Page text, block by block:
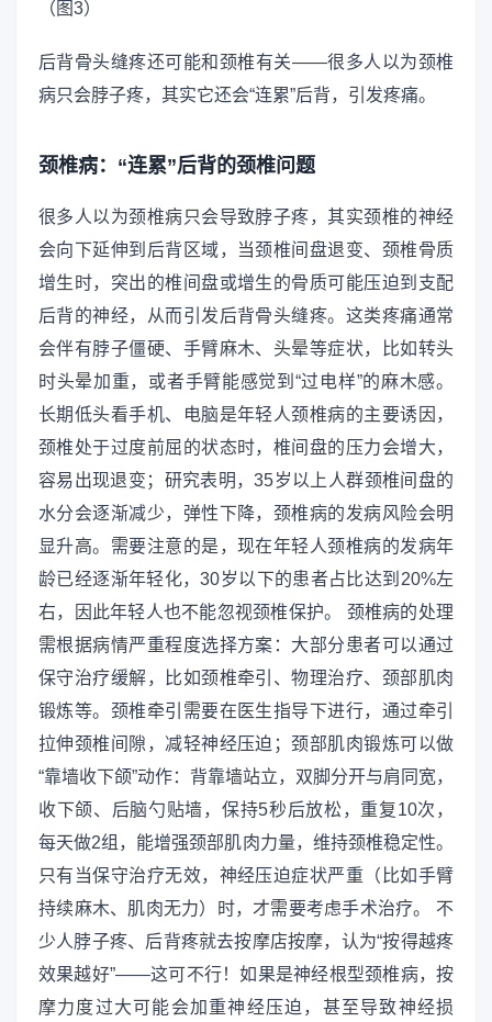
后背骨头缝疼还可能和颈椎有关——很多人以为颈椎
病只会脖子疼，其实它还会“连累”后背，引发疼痛。
颈椎病：“连累”后背的颈椎问题
很多人以为颈椎病只会导致脖子疼，其实颈椎的神经
会向下延伸到后背区域，当颈椎间盘退变、颈椎骨质
增生时，突出的椎间盘或增生的骨质可能压迫到支配
后背的神经，从而引发后背骨头缝疼。这类疼痛通常
会伴有脖子僵硬、手臂麻木、头晕等症状，比如转头
时头晕加重，或者手臂能感觉到“过电样”的麻木感。
长期低头看手机、电脑是年轻人颈椎病的主要诱因，
颈椎处于过度前屈的状态时，椎间盘的压力会增大，
容易出现退变；研究表明，35岁以上人群颈椎间盘的
水分会逐渐减少，弹性下降，颈椎病的发病风险会明
显升高。需要注意的是，现在年轻人颈椎病的发病年
龄已经逐渐年轻化，30岁以下的患者占比达到20%左
右，因此年轻人也不能忽视颈椎保护。 颈椎病的处理
需根据病情严重程度选择方案：大部分患者可以通过
保守治疗缓解，比如颈椎牵引、物理治疗、颈部肌肉
锻炼等。颈椎牵引需要在医生指导下进行，通过牵引
拉伸颈椎间隙，减轻神经压迫；颈部肌肉锻炼可以做
“靠墙收下颌”动作：背靠墙站立，双脚分开与肩同宽，
收下颌、后脑勺贴墙，保持5秒后放松，重复10次，
每天做2组，能增强颈部肌肉力量，维持颈椎稳定性。
只有当保守治疗无效，神经压迫症状严重（比如手臂
持续麻木、肌肉无力）时，才需要考虑手术治疗。 不
少人脖子疼、后背疼就去按摩店按摩，认为“按得越疼
效果越好”——这可不行！如果是神经根型颈椎病，按
摩力度过大可能会加重神经压迫，甚至导致神经损